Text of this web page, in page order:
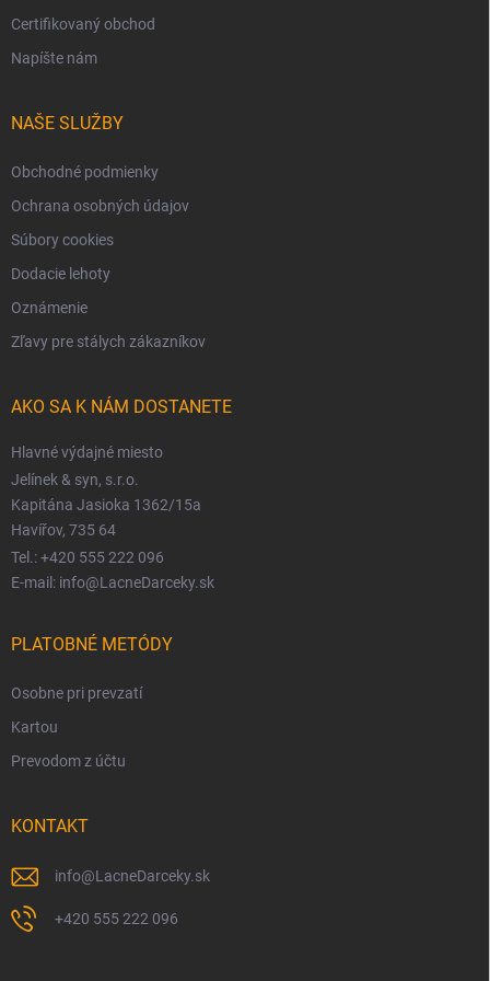
Certifikovaný obchod
Napíšte nám
NAŠE SLUŽBY
Obchodné podmienky
Ochrana osobných údajov
Súbory cookies
Dodacie lehoty
Oznámenie
Zľavy pre stálych zákazníkov
AKO SA K NÁM DOSTANETE
Hlavné výdajné miesto
Jelínek & syn, s.r.o.
Kapitána Jasioka 1362/15a
Havířov, 735 64
Tel.: +420 555 222 096
E-mail: info@LacneDarceky.sk
PLATOBNÉ METÓDY
Osobne pri prevzatí
Kartou
Prevodom z účtu
KONTAKT
info@LacneDarceky.sk
+420 555 222 096